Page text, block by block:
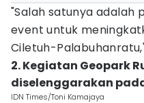
"Salah satunya adalah
event untuk
Ciletuh-
2. Kegiatan Geopark
diselenggarakan
IDN Times/Toni Kamajaya